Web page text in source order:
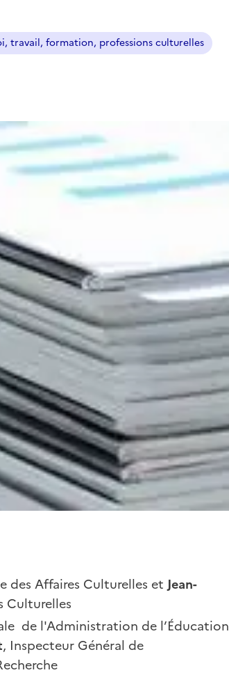
travail, formation, professions culturelles
des Affaires Culturelles et Jean-
Culturelles
de l'Administration de l’Éducation
, Inspecteur Général de